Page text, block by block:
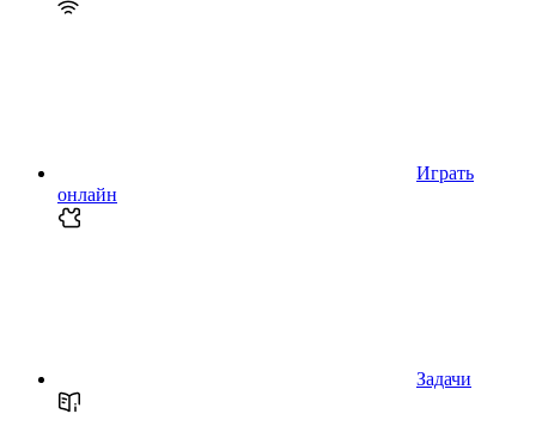
Играть
онлайн
Задачи